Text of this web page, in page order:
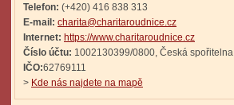
Telefon: (+420) 416 838 313
E-mail: charita@charitaroudnice.cz
Internet: https://www.charitaroudnice.cz
Číslo účtu: 1002130399/0800, Česká spořitelna
IČO:62769111
> Kde nás najdete na mapě